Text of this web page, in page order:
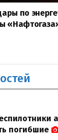
по
погибшие